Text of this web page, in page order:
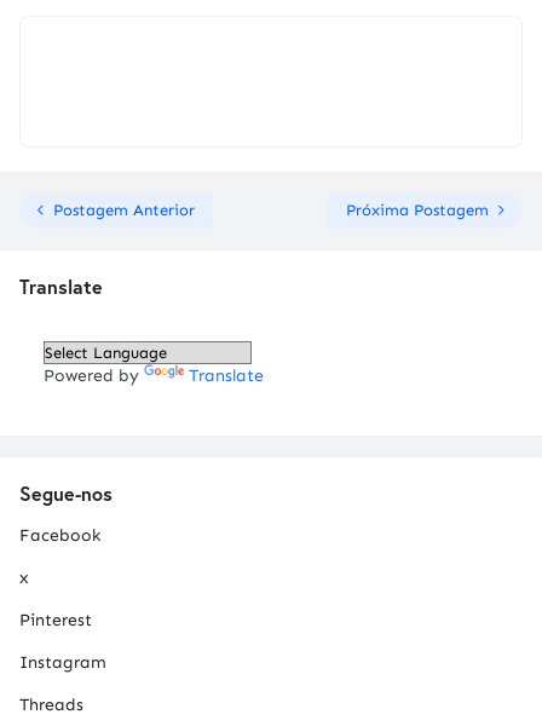
Postagem Anterior Próxima Postagem
Translate
Powered by Translate
Segue-nos
Facebook
x
Pinterest
Instagram
Threads